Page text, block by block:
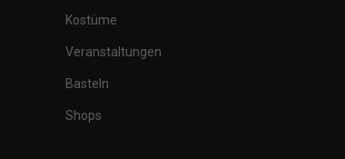
Kostüme
Veranstaltungen
Basteln
Shops